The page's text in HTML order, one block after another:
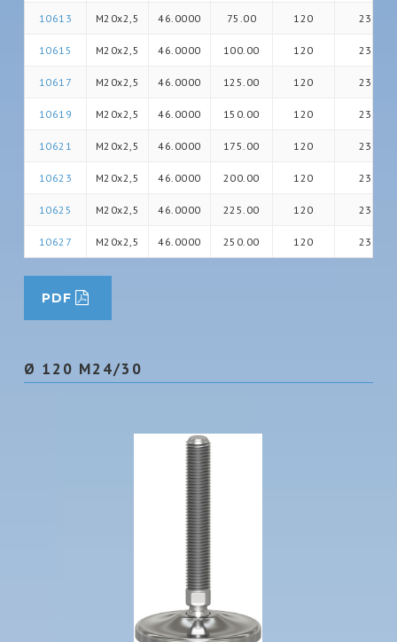
10613 M20x2,5 46.0000 75.00 120 23
10615 M20x2,5 46.0000 100.00 120 23
10617 M20x2,5 46.0000 125.00 120 23
10619 M20x2,5 46.0000 150.00 120 23
10621 M20x2,5 46.0000 175.00 120 23
10623 M20x2,5 46.0000 200.00 120 23
10625 M20x2,5 46.0000 225.00 120 23
10627 M20x2,5 46.0000 250.00 120 23
PDF
Ø 120 M24/30